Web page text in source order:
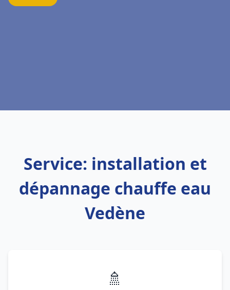
Service: installation et
dépannage chauffe eau
Vedène
🚿